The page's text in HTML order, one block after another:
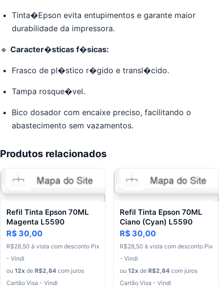
Tinta�Epson evita entupimentos e garante maior
durabilidade da impressora.
🔹 Caracter�sticas f�sicas:
Frasco de pl�stico r�gido e transl�cido.
Tampa rosque�vel.
Bico dosador com encaixe preciso, facilitando o
abastecimento sem vazamentos.
Produtos relacionados
Refil Tinta Epson 70ML
Magenta L5590
R$ 30,00
R$28 50 à vista com desconto Pix
- Vindi
ou 12x de R$2,84 com juros
Cartão Visa - Vindi
Refil Tinta Epson 70ML
Ciano (Cyan) L5590
R$ 30,00
R$28 50 à vista com desconto Pix
- Vindi
ou 12x de R$2,84 com juros
Cartão Visa - Vindi